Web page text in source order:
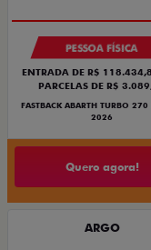
PESSOA FÍSICA
ENTRADA DE R$
PARCELAS DE R$
FASTBACK ABARTH TURBO 270
2026
Quero agora!
ARGO